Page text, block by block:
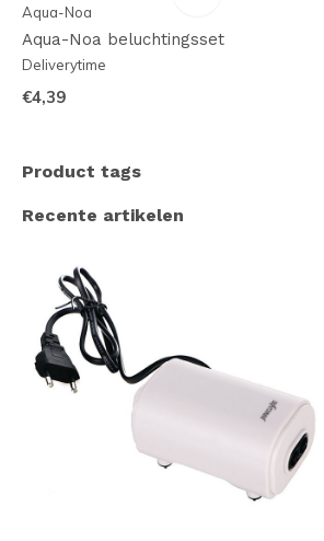
Aqua-Noa
Aqua-Noa beluchtingsset
Deliverytime
€4,39
Product tags
Recente artikelen